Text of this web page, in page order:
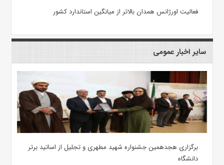
فعالیت اورژانس همدان بالاتر از میانگین استاندارد کشور
سایر اخبار عمومی
برگزاری هجدهمین جشنواره شهید مطهری و تجلیل از اساتید برتر
دانشگاه